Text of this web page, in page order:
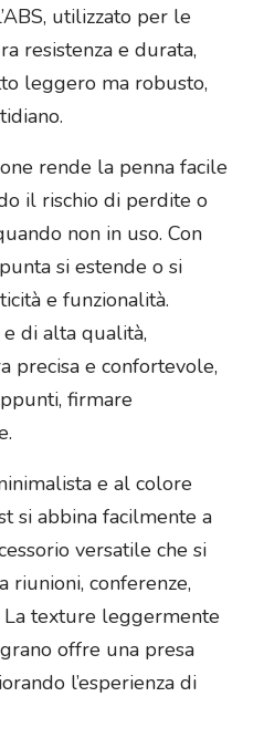
utilizzato per le
resistenza e durata,
leggero ma robusto,
rende la penna facile
il rischio di perdite o
non in uso. Con
si estende o si
e funzionalità.
e di alta qualità,
precisa e confortevole,
firmare
e al colore
si abbina facilmente a
versatile che si
riunioni, conferenze,
texture leggermente
offre una presa
l’esperienza di